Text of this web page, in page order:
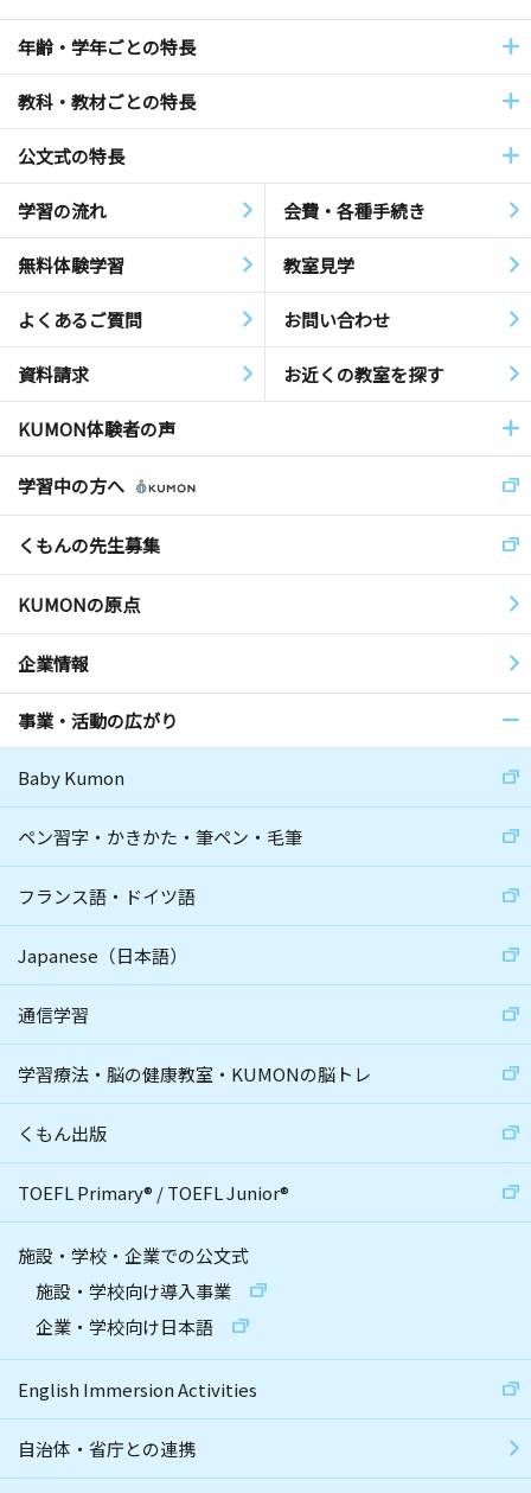
年齢・学年ごとの特長
教科・教材ごとの特長
公文式の特長
学習の流れ 会費・各種手続き
無料体験学習 教室見学
よくあるご質問 お問い合わせ
資料請求 お近くの教室を探す
KUMON体験者の声
学習中の方へ
くもんの先生募集
KUMONの原点
企業情報
事業・活動の広がり
Baby Kumon
ペン習字・かきかた・筆ペン・毛筆
フランス語・ドイツ語
Japanese（日本語）
通信学習
学習療法・脳の健康教室・KUMONの脳トレ
くもん出版
TOEFL Primary® /TOEFL Junior®
施設・学校・企業での公文式
施設・学校向け導入事業
企業・学校向け日本語
English Immersion Activities
自治体・省庁との連携